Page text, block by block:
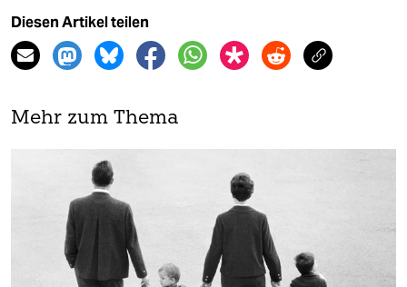
Diesen Artikel teilen
Mehr zum Thema